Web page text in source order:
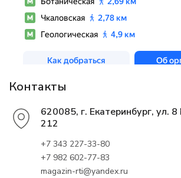
Контакты
620085, г. Екатеринбург, ул.
212
+7 343 227-33-80
+7 982 602-77-83
magazin-rti@yandex.ru